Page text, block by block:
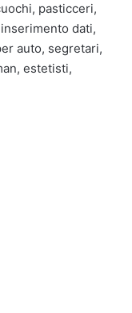
pasticceri,
dati,
auto, segretari,
estetisti,